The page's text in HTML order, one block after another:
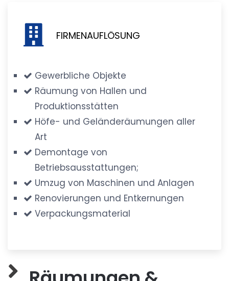
FIRMENAUFLÖSUNG
Gewerbliche Objekte
Räumung von Hallen und
Produktionsstätten
Höfe- und Geländeräumungen aller
Art
Demontage von
Betriebsausstattungen;
Umzug von Maschinen und Anlagen
Renovierungen und Entkernungen
Verpackungsmaterial